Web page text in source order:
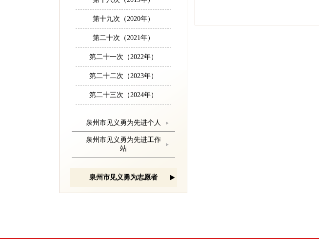
第十九次（2020年）
第二十次（2021年）
第二十一次（2022年）
第二十二次（2023年）
第二十三次（2024年）
泉州市见义勇为先进个人
泉州市见义勇为先进工作
站
泉州市见义勇为志愿者